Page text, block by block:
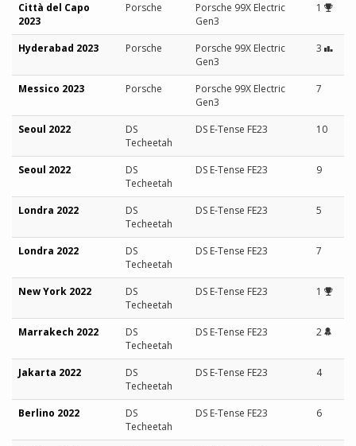
Città del Capo
2023
Porsche
Porsche 99X Electric
Gen3
1
Hyderabad 2023 Porsche
Porsche 99X Electric
Gen3
3
Messico 2023 Porsche
Porsche 99X Electric
Gen3
7
Seoul 2022
DS
Techeetah
DS E-Tense FE23 10
Seoul 2022
DS
Techeetah
DS E-Tense FE23 9
Londra 2022
DS
Techeetah
DS E-Tense FE23 5
Londra 2022
DS
Techeetah
DS E-Tense FE23 7
New York 2022
DS
Techeetah
DS E-Tense FE23 1
Marrakech 2022
DS
Techeetah
DS E-Tense FE23 2
Jakarta 2022
DS
Techeetah
DS E-Tense FE23 4
Berlino 2022
DS
Techeetah
DS E-Tense FE23 6